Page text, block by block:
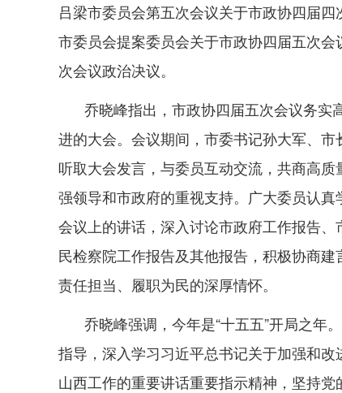
吕梁市委员会第五次会议关于市政协四届
市委员会提案委员会关于市政协四届五次
次会议政治决议。
乔晓峰指出，市政协四届五次会议务实
进的大会。会议期间，市委书记孙大军、
听取大会发言，与委员互动交流，共商高
强领导和市政府的重视支持。广大委员认
会议上的讲话，深入讨论市政府工作报告、
民检察院工作报告及其他报告，积极协商
责任担当、履职为民的深厚情怀。
乔晓峰强调，今年是“十五五”开局之年
指导，深入学习习近平总书记关于加强和
山西工作的重要讲话重要指示精神，坚持